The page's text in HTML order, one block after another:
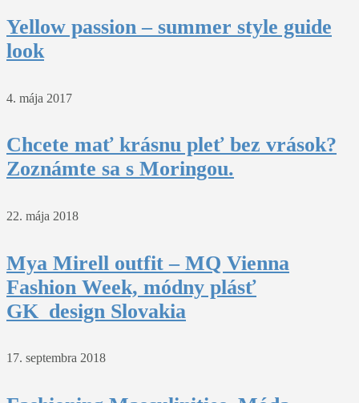
Yellow passion – summer style guide
look
4. mája 2017
Chcete mať krásnu pleť bez vrások?
Zoznámte sa s Moringou.
22. mája 2018
Mya Mirell outfit – MQ Vienna
Fashion Week, módny plásť
GK_design Slovakia
17. septembra 2018